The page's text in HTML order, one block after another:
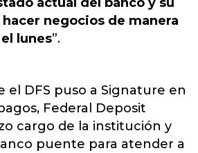
negocios de manera
lunes”.
el DFS puso a Signature en
Federal Deposit
cargo de la institución y
puente para atender a